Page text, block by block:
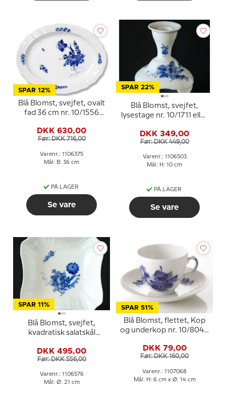
SPAR 12%
Blå Blomst, svejfet, ovalt
fad 36 cm nr. 10/1556
Copenhagen
DKK 630,00
Før: DKK 716,00
Varenr.: 1106375
Mål: B: 36 cm
PÅ LAGER
Se vare
SPAR 22%
Blå Blomst, svejfet,
lysestage nr. 10/1711 eller
DKK 349,00
Før: DKK 449,00
Varenr.: 1106503
Mål: H: 10 cm
PÅ LAGER
Se vare
SPAR 11%
Blå Blomst, svejfet,
kvadratisk salatskål
576, Royal Copenhagen
DKK 495,00
Før: DKK 556,00
Varenr.: 1106576
Mål: Ø: 21 cm
SPAR 51%
Blå Blomst, flettet, Kop
og underkop nr. 10/8040
Copenhagen
DKK 79,00
Før: DKK 160,00
Varenr.: 1107068
Mål: H: 6 cm x Ø: 14 cm